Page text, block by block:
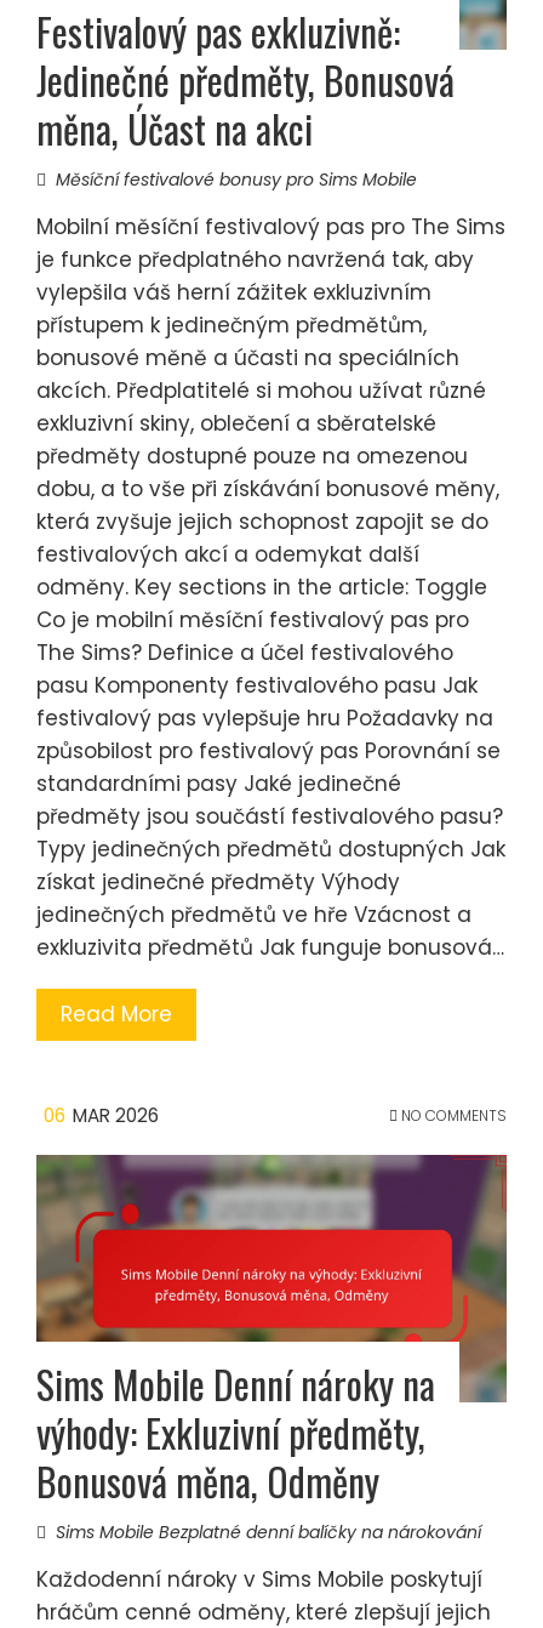
Festivalový pas exkluzivně:
Jedinečné předměty, Bonusová
měna, Účast na akci
Měsíční festivalové bonusy pro Sims Mobile
Mobilní měsíční festivalový pas pro The Sims
je funkce předplatného navržená tak, aby
vylepšila váš herní zážitek exkluzivním
přístupem k jedinečným předmětům,
bonusové měně a účasti na speciálních
akcích. Předplatitelé si mohou užívat různé
exkluzivní skiny, oblečení a sběratelské
předměty dostupné pouze na omezenou
dobu, a to vše při získávání bonusové měny,
která zvyšuje jejich schopnost zapojit se do
festivalových akcí a odemykat další
odměny. Key sections in the article: Toggle
Co je mobilní měsíční festivalový pas pro
The Sims? Definice a účel festivalového
pasu Komponenty festivalového pasu Jak
festivalový pas vylepšuje hru Požadavky na
způsobilost pro festivalový pas Porovnání se
standardními pasy Jaké jedinečné
předměty jsou součástí festivalového pasu?
Typy jedinečných předmětů dostupných Jak
získat jedinečné předměty Výhody
jedinečných předmětů ve hře Vzácnost a
exkluzivita předmětů Jak funguje bonusová…
Read More
06 MAR 2026 NO COMMENTS
Sims Mobile Denní nároky na
výhody: Exkluzivní předměty,
Bonusová měna, Odměny
Sims Mobile Bezplatné denní balíčky na nárokování
Každodenní nároky v Sims Mobile poskytují
hráčům cenné odměny, které zlepšují jejich